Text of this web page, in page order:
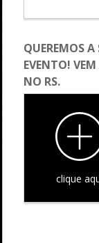
QUEREMOS
EVENTO!
NO RS.
clique